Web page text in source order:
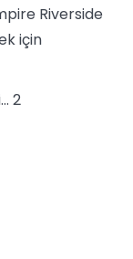
Riverside
için